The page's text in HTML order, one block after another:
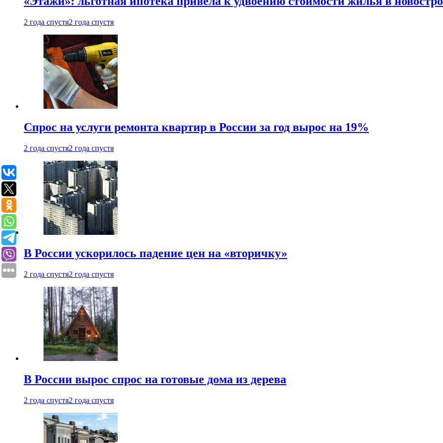
2 года спустя2 года спустя
Спрос на услуги ремонта квартир в России за год вырос на 19%
2 года спустя2 года спустя
В России ускорилось падение цен на «вторичку»
2 года спустя2 года спустя
В России вырос спрос на готовые дома из дерева
2 года спустя2 года спустя